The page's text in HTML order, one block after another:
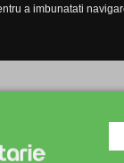
a imbunatati